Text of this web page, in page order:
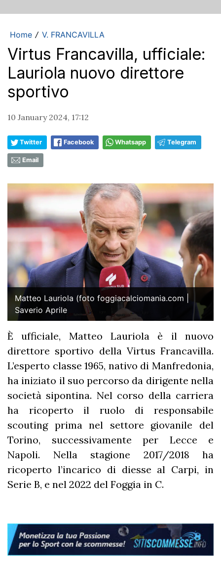
Home / V. FRANCAVILLA
Virtus Francavilla, ufficiale:
Lauriola nuovo direttore
sportivo
10 January 2024, 17:12
Twitter Facebook Whatsapp Telegram
Email
Matteo Lauriola (foto foggiacalciomania.com |
Saverio Aprile
È ufficiale, Matteo Lauriola è il nuovo
direttore sportivo della Virtus Francavilla.
L’esperto classe 1965, nativo di Manfredonia,
ha iniziato il suo percorso da dirigente nella
società sipontina. Nel corso della carriera
ha ricoperto il ruolo di responsabile
scouting prima nel settore giovanile del
Torino, successivamente per Lecce e
Napoli. Nella stagione 2017/2018 ha
ricoperto l’incarico di diesse al Carpi, in
Serie B, e nel 2022 del Foggia in C.